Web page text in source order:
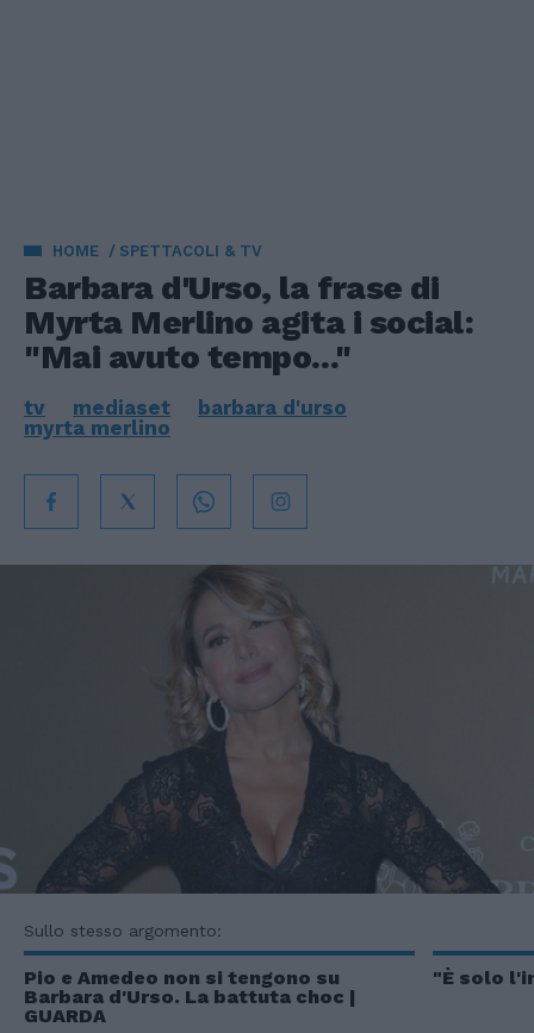
HOME SPETTACOLI & TV
Barbara d'Urso, la frase di
Myrta Merlino agita i social:
"Mai avuto tempo..."
tv mediaset
barbara d'urso
myrta merlino
Sullo stesso argomento:
Pio e Amedeo non si tengono su
Barbara d'Urso. La battuta choc |
GUARDA
"È solo